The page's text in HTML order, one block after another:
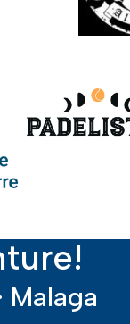
Malaga